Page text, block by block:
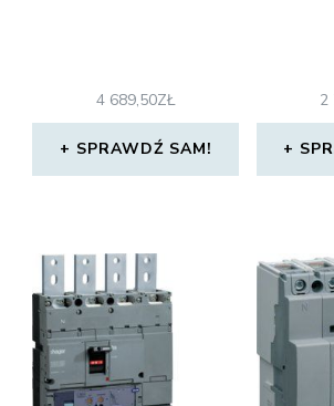
4 689,50ZŁ
SPRAWDŹ SAM!
2